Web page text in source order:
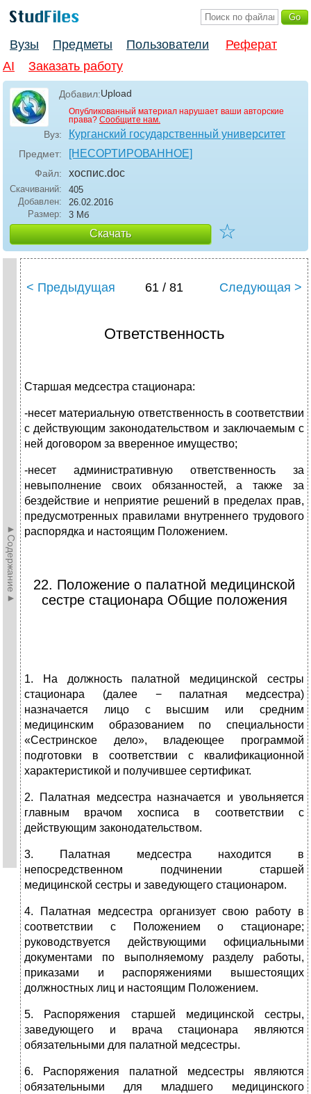
Вузы Предметы Пользователи
Реферат
AI
Заказать работу
Добавил:Upload
Опубликованный материал нарушает ваши авторские
права? Сообщите нам.
Вуз: Курганский государственный университет
Предмет: [НЕСОРТИРОВАННОЕ]
Файл: хоспис.doc
Скачиваний:
405
Добавлен:
26.02.2016
Размер:
3 Мб
Скачать ☆
►Содержание►
< Предыдущая 61 / 81 Следующая >
Ответственность
Старшая медсестра стационара:
-несет материальную ответственность в соответствии
с действующим законодательством и заключаемым с
ней договором за вверенное имущество;
-несет административную ответственность за
невыполнение своих обязанностей, а также за
бездействие и неприятие решений в пределах прав,
предусмотренных правилами внутреннего трудового
распорядка и настоящим Положением.
22. Положение о палатной медицинской
сестре стационара Общие положения
1. На должность палатной медицинской сестры
стационара (далее − палатная медсестра)
назначается лицо с высшим или средним
медицинским образованием по специальности
«Сестринское дело», владеющее программой
подготовки в соответствии с квалификационной
характеристикой и получившее сертификат.
2. Палатная медсестра назначается и увольняется
главным врачом хосписа в соответствии с
действующим законодательством.
3. Палатная медсестра находится в
непосредственном подчинении старшей
медицинской сестры и заведующего стационаром.
4. Палатная медсестра организует свою работу в
соответствии с Положением о стационаре;
руководствуется действующими официальными
документами по выполняемому разделу работы,
приказами и распоряжениями вышестоящих
должностных лиц и настоящим Положением.
5. Распоряжения старшей медицинской сестры,
заведующего и врача стационара являются
обязательными для палатной медсестры.
6. Распоряжения палатной медсестры являются
обязательными для младшего медицинского